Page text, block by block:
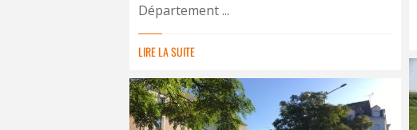
Département ...
LIRE LA SUITE